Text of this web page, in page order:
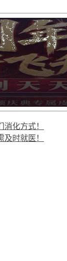
化方式！
时就医！